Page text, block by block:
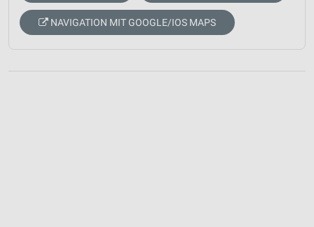
NAVIGATION MIT GOOGLE/IOS MAPS